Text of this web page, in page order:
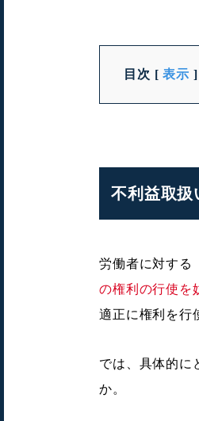
目次 [ 表示 ]
不利益取扱
労働者に対する
の権利の行使を
適正に権利を行
では、具体的に
か。